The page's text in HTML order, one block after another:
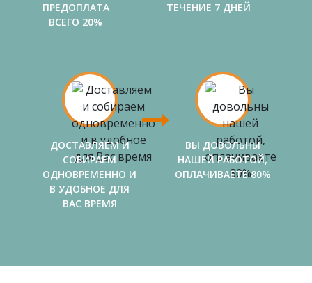
ПРЕДОПЛАТА
ВСЕГО 20%
ТЕЧЕНИЕ 7 ДНЕЙ
ДОСТАВЛЯЕМ И
СОБИРАЕМ
ОДНОВРЕМЕННО И
В УДОБНОЕ ДЛЯ
ВАС ВРЕМЯ
ВЫ ДОВОЛЬНЫ
НАШЕЙ РАБОТОЙ,
ОПЛАЧИВАЕТЕ 80%